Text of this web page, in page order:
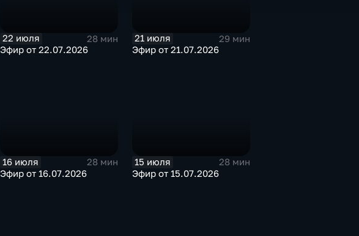
22 июля
28 мин
Эфир от 22.07.2026
21 июля
29 мин
Эфир от 21.07.2026
16 июля
28 мин
Эфир от 16.07.2026
15 июля
28 мин
Эфир от 15.07.2026